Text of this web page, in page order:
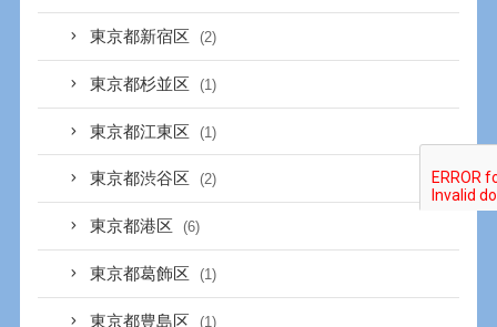
東京都新宿区 (2)
東京都杉並区 (1)
東京都江東区 (1)
東京都渋谷区 (2)
東京都港区 (6)
東京都葛飾区 (1)
東京都豊島区 (1)